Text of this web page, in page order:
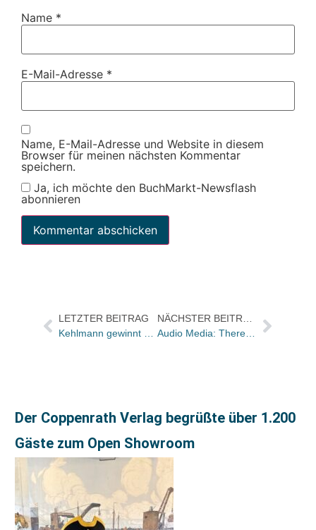
Name *
E-Mail-Adresse *
Name, E-Mail-Adresse und Website in diesem
Browser für meinen nächsten Kommentar
speichern.
Ja, ich möchte den BuchMarkt-Newsflash
abonnieren
LETZTER BEITRAG
Der Coppenrath Verlag begrüßte über 1.200
Gäste zum Open Showroom